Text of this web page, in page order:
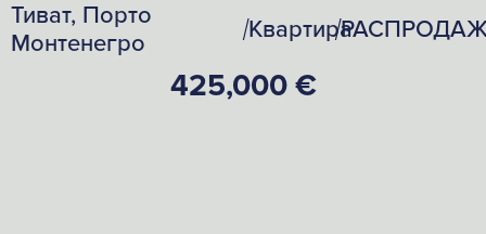
Тиват, Порто
Монтенегро
/Квартира
/
425,000 €